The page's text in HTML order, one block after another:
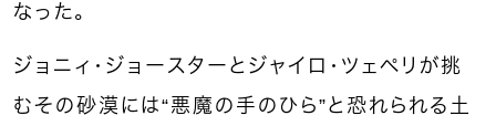
なった。
ジョニィ・ジョースターとジャイロ・ツェペリが挑
むその砂漠には“悪魔の手のひら”と恐れられる土